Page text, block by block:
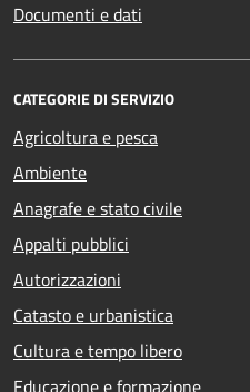
Documenti e dati
CATEGORIE DI SERVIZIO
Agricoltura e pesca
Ambiente
Anagrafe e stato civile
Appalti pubblici
Autorizzazioni
Catasto e urbanistica
Cultura e tempo libero
Educazione e formazione